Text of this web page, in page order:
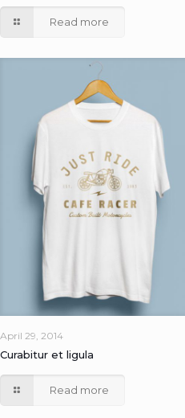
Read more
April 29, 2014
Curabitur et ligula
Read more